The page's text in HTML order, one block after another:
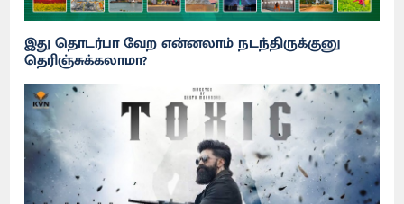
இது தொடர்பா வேற என்னலாம் நடந்திருக்குனு
தெரிஞ்சுக்கலாமா?